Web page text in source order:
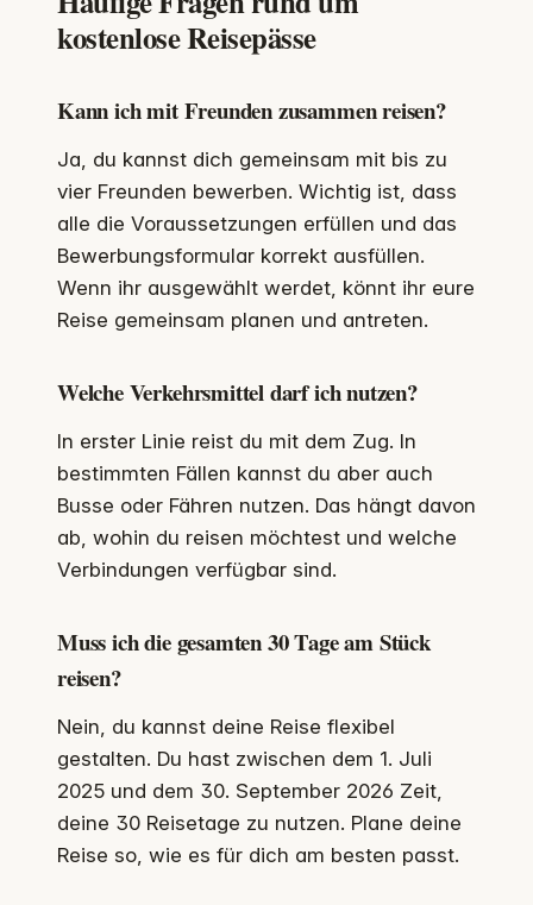
kostenlose Reisepässe
Kann ich mit Freunden zusammen reisen?
Ja, du kannst dich gemeinsam mit bis zu
vier Freunden bewerben. Wichtig ist, dass
alle die Voraussetzungen erfüllen und das
Bewerbungsformular korrekt ausfüllen.
Wenn ihr ausgewählt werdet, könnt ihr eure
Reise gemeinsam planen und antreten.
Welche Verkehrsmittel darf ich nutzen?
In erster Linie reist du mit dem Zug. In
bestimmten Fällen kannst du aber auch
Busse oder Fähren nutzen. Das hängt davon
ab, wohin du reisen möchtest und welche
Verbindungen verfügbar sind.
Muss ich die gesamten 30 Tage am Stück
reisen?
Nein, du kannst deine Reise flexibel
gestalten. Du hast zwischen dem 1. Juli
2025 und dem 30. September 2026 Zeit,
deine 30 Reisetage zu nutzen. Plane deine
Reise so, wie es für dich am besten passt.